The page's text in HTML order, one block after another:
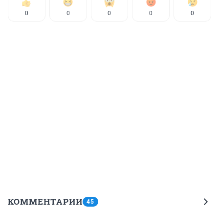
0 0 0 0 0
КОММЕНТАРИИ 45